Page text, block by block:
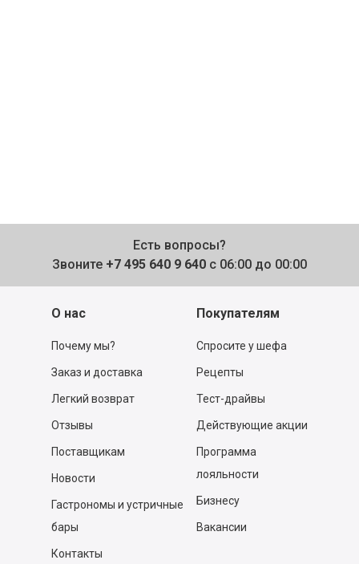
Есть вопросы?
Звоните +7 495 640 9 640 с 06:00 до 00:00
О нас
Почему мы?
Заказ и доставка
Легкий возврат
Отзывы
Поставщикам
Новости
Гастрономы и устричные
бары
Контакты
Покупателям
Спросите у шефа
Рецепты
Тест-драйвы
Действующие акции
Программа
лояльности
Бизнесу
Вакансии